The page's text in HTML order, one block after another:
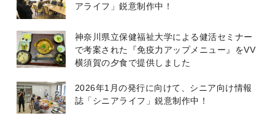
アライフ」鋭意制作中！
神奈川県立保健福祉大学による健活セミナー
で考案された『免疫力アップメニュー』をVV
横須賀の夕食で提供しました
2026年1月の発行に向けて、シニア向け情報
誌「シニアライフ」鋭意制作中！